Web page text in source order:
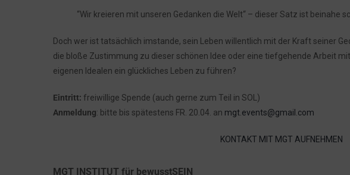
“Wir kreieren mit unseren Gedanken die Welt“ – dieser Satz ist beinahe
Doch wer ist tatsächlich imstande, sein Leben willentlich mit der Kraft seiner
die bloße Zustimmung zu dieser schönen Idee oder eine tiefgehende Arbeit
eigenen Idealen ein glückliches Leben zu führen?
Eintritt: freiwillige Spende (auch gerne zum Teil in SOL)
Anmeldung: bitte bis spätestens FR. 20.04. an mgt.events@gmail.com
KONTAKT MIT MGT AUFNEHMEN
MGT INSTITUT für bewusstSEIN